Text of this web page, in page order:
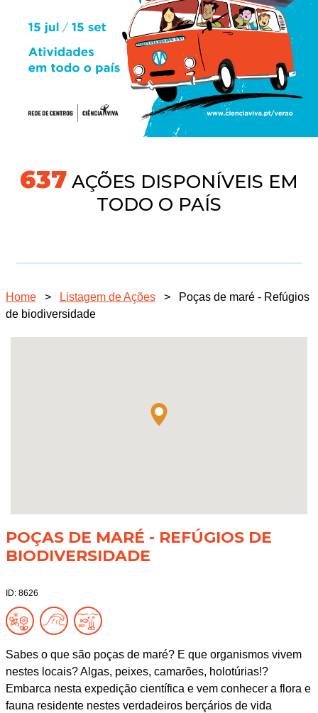
677 AÇÕES DISPONÍVEIS EM
TODO O PAÍS
Home > Listagem de Ações >
Poças de maré - Refúgios
de biodiversidade
POÇAS DE MARÉ - REFÚGIOS DE
BIODIVERSIDADE
ID: 8626
Sabes o que são poças de maré? E que organismos vivem
nestes locais? Algas, peixes, camarões, holotúrias!?
Embarca nesta expedição científica e vem conhecer a flora e
fauna residente nestes verdadeiros berçários de vida